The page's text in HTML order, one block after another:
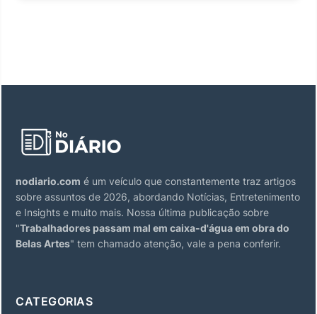
nodiario.com é um veículo que constantemente traz artigos
sobre assuntos de 2026, abordando Notícias, Entretenimento
e Insights e muito mais. Nossa última publicação sobre
"Trabalhadores passam mal em caixa-d'água em obra do
Belas Artes" tem chamado atenção, vale a pena conferir.
CATEGORIAS